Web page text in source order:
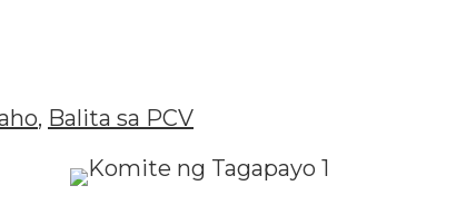
, Balita sa PCV